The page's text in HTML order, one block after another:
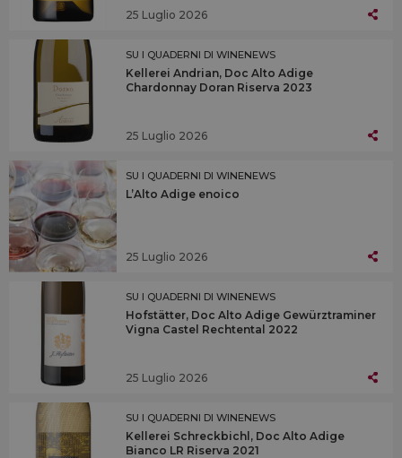
25 Luglio 2026
SU I QUADERNI DI WINENEWS
Kellerei Andrian, Doc Alto Adige
Chardonnay Doran Riserva 2023
25 Luglio 2026
SU I QUADERNI DI WINENEWS
L’Alto Adige enoico
25 Luglio 2026
SU I QUADERNI DI WINENEWS
Hofstätter, Doc Alto Adige Gewürztraminer
Vigna Castel Rechtental 2022
25 Luglio 2026
SU I QUADERNI DI WINENEWS
Kellerei Schreckbichl, Doc Alto Adige
Bianco LR Riserva 2021